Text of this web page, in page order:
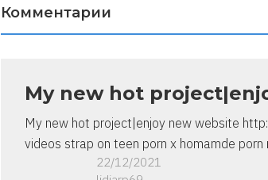
Комментарии
My new hot
My new hot project|enjoy new website
videos strap on teen porn x homamde
22/12/2021